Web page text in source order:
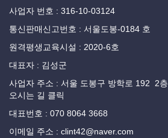
사업자 번호 : 316-10-03124
통신판매신고번호 : 서울도봉-0184 호
원격평생교육시설 : 2020-6호
대표자 : 김성군
사업자 주소 : 서울 도봉구 방학로 192 2층
오시는 길 클릭
대표번호 : 070 8064 3668
이메일 주소 : clint42@naver.com